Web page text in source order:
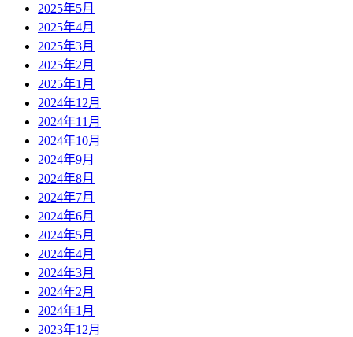
2025年5月
2025年4月
2025年3月
2025年2月
2025年1月
2024年12月
2024年11月
2024年10月
2024年9月
2024年8月
2024年7月
2024年6月
2024年5月
2024年4月
2024年3月
2024年2月
2024年1月
2023年12月